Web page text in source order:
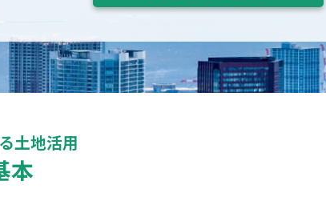
土地活用
本